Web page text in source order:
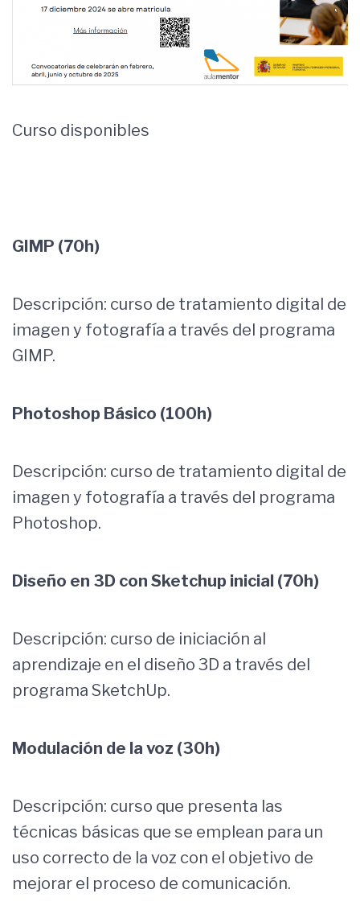
Curso disponibles
GIMP (70h)
Descripción: curso de tratamiento digital de
imagen y fotografía a través del programa
GIMP.
Photoshop Básico (100h)
Descripción: curso de tratamiento digital de
imagen y fotografía a través del programa
Photoshop.
Diseño en 3D con Sketchup inicial (70h)
Descripción: curso de iniciación al
aprendizaje en el diseño 3D a través del
programa SketchUp.
Modulación de la voz (30h)
Descripción: curso que presenta las
técnicas básicas que se emplean para un
uso correcto de la voz con el objetivo de
mejorar el proceso de comunicación.